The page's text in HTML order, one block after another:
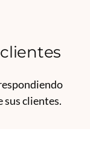
sus clientes.